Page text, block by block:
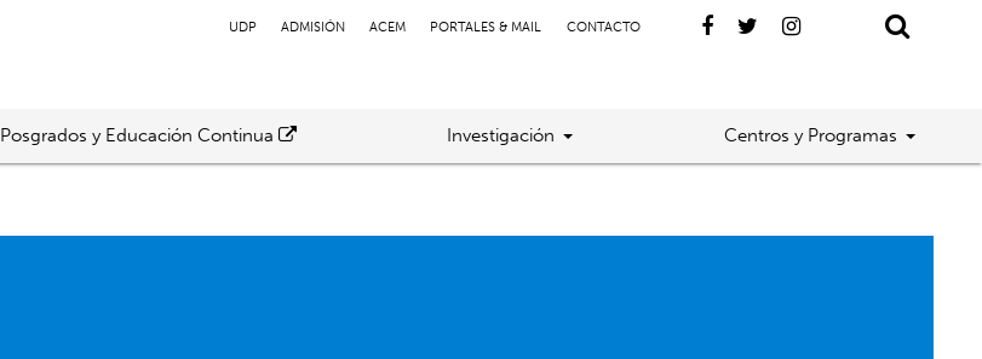
UDP ADMISIÓN ACEM PORTALES & MAIL CONTACTO
Posgrados y Educación Continua Investigación Centros y Programas